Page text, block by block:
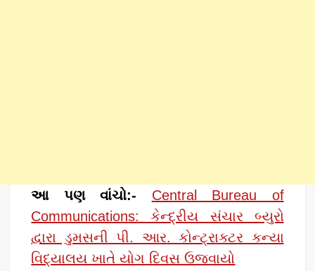
આ પણ વાંચો:-
Central Bureau of
Communications: કેન્દ્રીય સંચાર બ્યુરો
દ્વારા ડુમસની પી. આર. કોન્ટ્રાક્ટર કન્યા
વિદ્યાલય ખાતે યોગ દિવસ ઉજવાયો